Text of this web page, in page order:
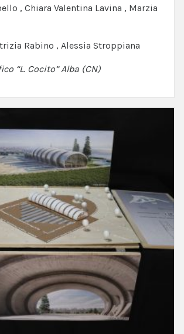
, Chiara Valentina Lavina , Marzia
Rabino , Alessia Stroppiana
“L. Cocito” Alba (CN)